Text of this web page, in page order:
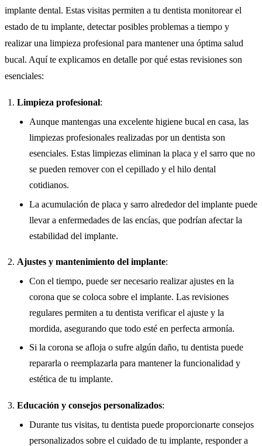
implante dental. Estas visitas permiten a tu dentista monitorear el
estado de tu implante, detectar posibles problemas a tiempo y
realizar una limpieza profesional para mantener una óptima salud
bucal. Aquí te explicamos en detalle por qué estas revisiones son
esenciales:
Limpieza profesional:
Aunque mantengas una excelente higiene bucal en casa, las
limpiezas profesionales realizadas por un dentista son
esenciales. Estas limpiezas eliminan la placa y el sarro que no
se pueden remover con el cepillado y el hilo dental
cotidianos.
La acumulación de placa y sarro alrededor del implante puede
llevar a enfermedades de las encías, que podrían afectar la
estabilidad del implante.
Ajustes y mantenimiento del implante:
Con el tiempo, puede ser necesario realizar ajustes en la
corona que se coloca sobre el implante. Las revisiones
regulares permiten a tu dentista verificar el ajuste y la
mordida, asegurando que todo esté en perfecta armonía.
Si la corona se afloja o sufre algún daño, tu dentista puede
repararla o reemplazarla para mantener la funcionalidad y
estética de tu implante.
Educación y consejos personalizados:
Durante tus visitas, tu dentista puede proporcionarte consejos
personalizados sobre el cuidado de tu implante, responder a